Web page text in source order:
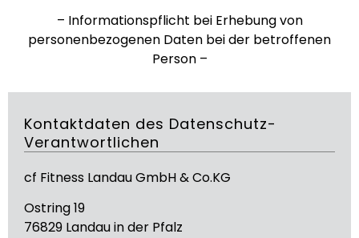
– Informationspflicht bei Erhebung von
personenbezogenen Daten bei der betroffenen
Person –
Kontaktdaten des Datenschutz-
Verantwortlichen
cf Fitness Landau GmbH & Co.KG
Ostring 19
76829 Landau in der Pfalz